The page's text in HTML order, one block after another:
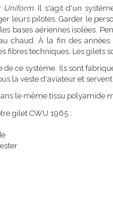
Uniform. Il s'agit d'un
leurs pilotes. Garder le
bases aériennes isolées.
chaud. À la fin des
fibres techniques. Les gilets
ce système. Ils sont
la veste d'aviateur et
le même tissu polyamide
gilet CWU 1965 :